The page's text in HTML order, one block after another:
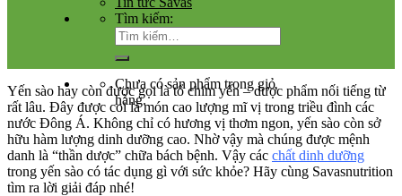
Tìm kiếm:
Chưa có sản phẩm trong giỏ
hàng.
Yến sào hay còn được gọi là tổ chim yến – dược phẩm nối tiếng từ
rất lâu. Đây được coi là món cao lượng mĩ vị trong triều đình các
nước Đông Á. Không chỉ có hương vị thơm ngon, yến sào còn sở
hữu hàm lượng dinh dưỡng cao. Nhờ vậy mà chúng được mệnh
danh là “thần dược” chữa bách bệnh. Vậy các chất dinh dưỡng
trong yến sào có tác dụng gì với sức khỏe? Hãy cùng Savasnutrition
tìm ra lời giải đáp nhé!